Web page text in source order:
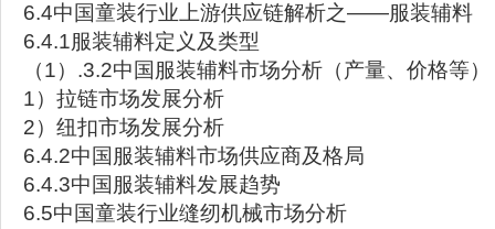
6.4中国童装行业上游供应链解析之——服装辅料
6.4.1服装辅料定义及类型
（1）.3.2中国服装辅料市场分析（产量、价格等）
1）拉链市场发展分析
2）纽扣市场发展分析
6.4.2中国服装辅料市场供应商及格局
6.4.3中国服装辅料发展趋势
6.5中国童装行业缝纫机械市场分析